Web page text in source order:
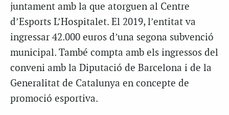
juntament amb la que atorguen al Centre
d’Esports L’Hospitalet. El 2019, l’entitat va
ingressar 42.000 euros d’una segona subvenció
municipal. També compta amb els ingressos del
conveni amb la Diputació de Barcelona i de la
Generalitat de Catalunya en concepte de
promoció esportiva.